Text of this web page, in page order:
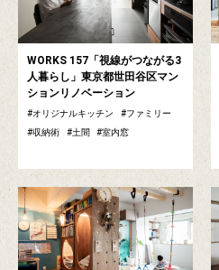
WORKS 157「視線がつながる3
人暮らし」東京都世田谷区マン
ションリノベーション
オリジナルキッチン
ファミリー
収納術
土間 室内窓